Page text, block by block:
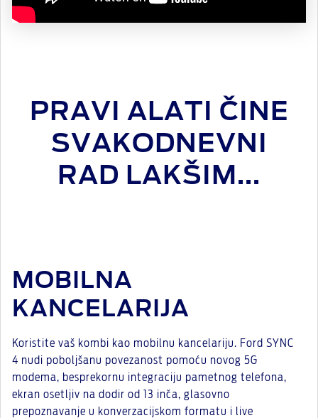
PRAVI ALATI ČINE
SVAKODNEVNI
RAD LAKŠIM...
MOBILNA
KANCELARIJA
Koristite vaš kombi kao mobilnu kancelariju. Ford SYNC
4 nudi poboljšanu povezanost pomoću novog 5G
modema, besprekornu integraciju pametnog telefona,
ekran osetljiv na dodir od 13 inča, glasovno
prepoznavanje u konverzacijskom formatu i live